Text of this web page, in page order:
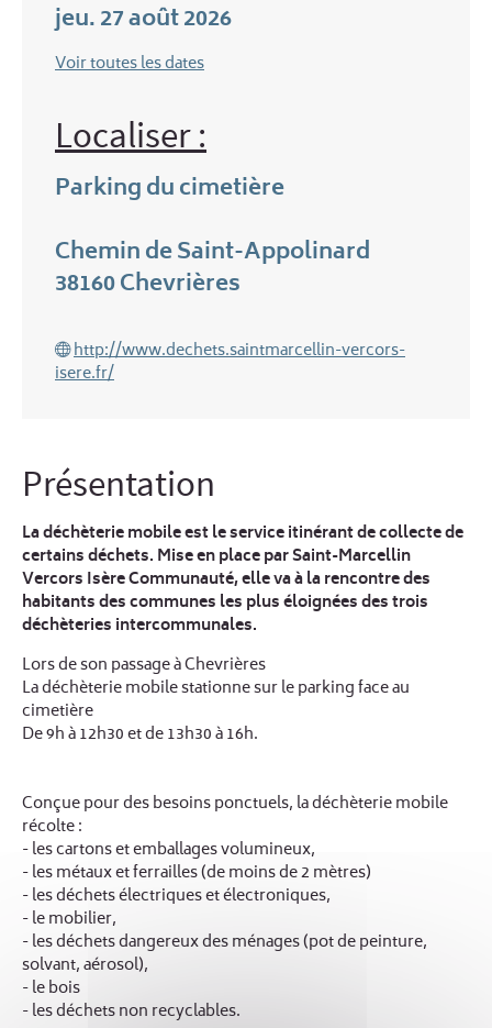
jeu. 27 août 2026
Voir toutes les dates
Localiser :
Parking du cimetière
Chemin de Saint-Appolinard
38160Chevrières
http://www.dechets.saintmarcellin-vercors-
isere.fr/
Présentation
La déchèterie mobile est le service itinérant de collecte de
certains déchets. Mise en place par Saint-Marcellin
Vercors Isère Communauté, elle va à la rencontre des
habitants des communes les plus éloignées des trois
déchèteries intercommunales.
Lors de son passage à Chevrières
La déchèterie mobile stationne sur le parking face au
cimetière
De 9h à 12h30 et de 13h30 à 16h.
Conçue pour des besoins ponctuels, la déchèterie mobile
récolte :
- les cartons et emballages volumineux,
- les métaux et ferrailles (de moins de 2 mètres)
- les déchets électriques et électroniques,
- le mobilier,
- les déchets dangereux des ménages (pot de peinture,
solvant, aérosol),
- le bois
- les déchets non recyclables.